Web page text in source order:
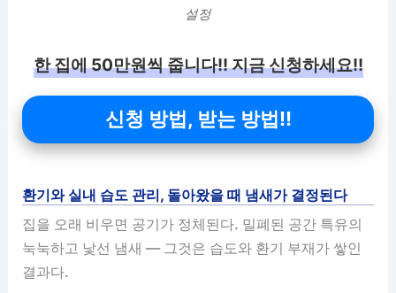
설정
한 집에 50만원씩 줍니다!! 지금 신청하세요!!
신청 방법, 받는 방법!!
환기와 실내 습도 관리, 돌아왔을 때 냄새가 결정된다
집을 오래 비우면 공기가 정체된다. 밀폐된 공간 특유의
눅눅하고 낯선 냄새 — 그것은 습도와 환기 부재가 쌓인
결과다.